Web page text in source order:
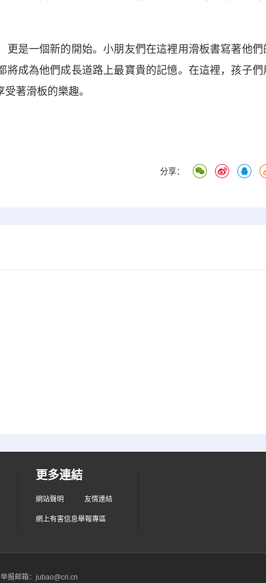
是一個新的開始。小朋友們在這裡用滑板書寫著他們
成為他們成長道路上最寶貴的記憶。在這裡，孩子們
著滑板的樂趣。
分享：
更多連結
網站聲明 友情連結
網上有害信息舉報專區
报邮箱：jubao@cri.cn